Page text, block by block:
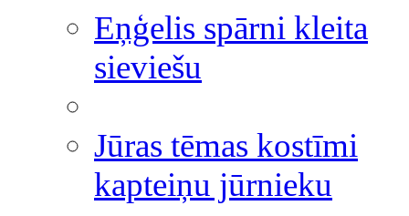
Eņģelis spārni kleita
sieviešu
Jūras tēmas kostīmi
kapteiņu jūrnieku